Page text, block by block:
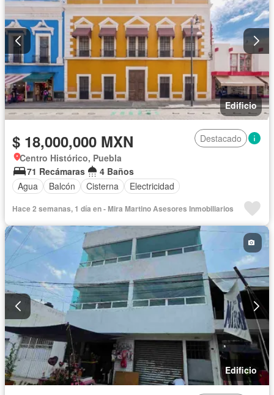
Edificio
$ 18,000,000 MXN
Destacado
Centro Histórico, Puebla
71 Recámaras
4 Baños
Agua
Balcón Cisterna Electricidad
Hace 2 semanas, 1 día en - Mira Martino Asesores Inmobiliarios
Edificio